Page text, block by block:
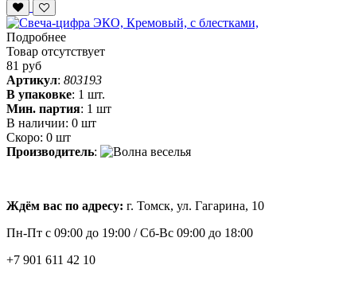
Подробнее
Товар отсутствует
81 руб
Артикул: 803193
В упаковке: 1 шт.
Мин. партия: 1 шт
В наличии: 0 шт
Скоро: 0 шт
Производитель:
Ждём вас по адресу: г. Томск, ул. Гагарина, 10
Пн-Пт с 09:00 до 19:00 /Сб-Вс 09:00 до 18:00
+7 901 611 42 10